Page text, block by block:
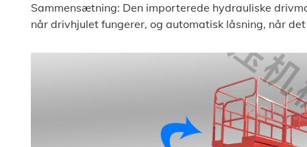
Sammensætning: Den importerede hydrauliske
når drivhjulet fungerer, og automatisk låsning, når